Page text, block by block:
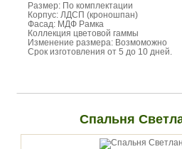
Размер: По комплектации
Корпус: ЛДСП (кроношпан)
Фасад: МДФ Рамка
Коллекция цветовой гаммы
Изменение размера: Возмоможно
Срок изготовления от 5 до 10 дней.
Спальня